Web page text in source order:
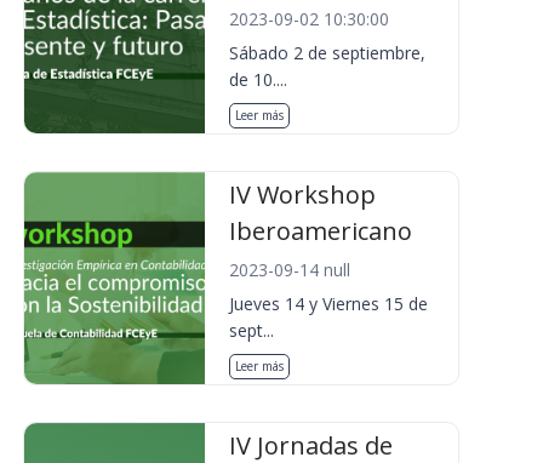
2023-09-02 10:30:00
Sábado 2 de septiembre,
de 10....
Leer más
IV Workshop
Iberoamericano
2023-09-14 null
Jueves 14 y Viernes 15 de
sept...
Leer más
IV Jornadas de